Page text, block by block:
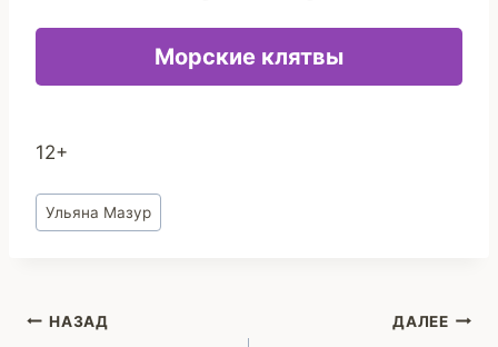
Морские клятвы
12+
Метки
записи:
Ульяна Мазур
Навигация
НАЗАД ДАЛЕЕ